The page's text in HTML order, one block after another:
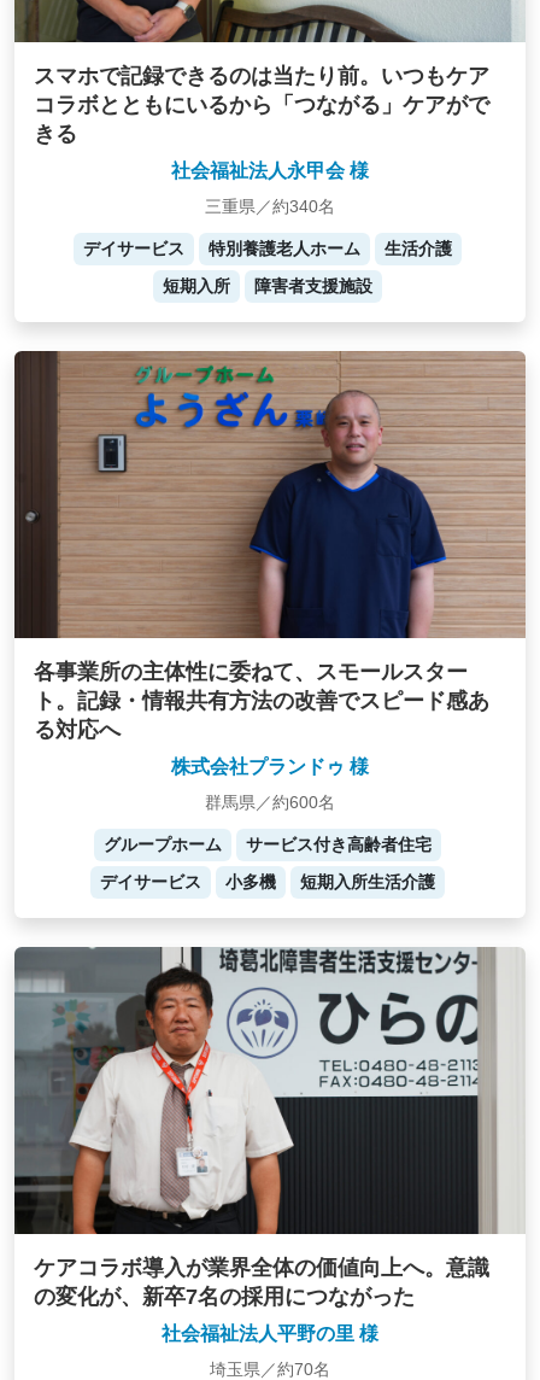
スマホで記録できるのは当たり前。いつもケア
コラボとともにいるから「つながる」ケアがで
きる
社会福祉法人永甲会 様
三重県／約340名
デイサービス 特別養護老人ホーム
生活介護
短期入所
障害者支援施設
各事業所の主体性に委ねて、スモールスター
ト。記録・情報共有方法の改善でスピード感あ
る対応へ
株式会社プランドゥ 様
群馬県／約600名
グループホーム
サービス付き高齢者住宅
デイサービス
小多機 短期入所生活介護
ケアコラボ導入が業界全体の価値向上へ。意識
の変化が、新卒7名の採用につながった
社会福祉法人平野の里 様
埼玉県／約70名